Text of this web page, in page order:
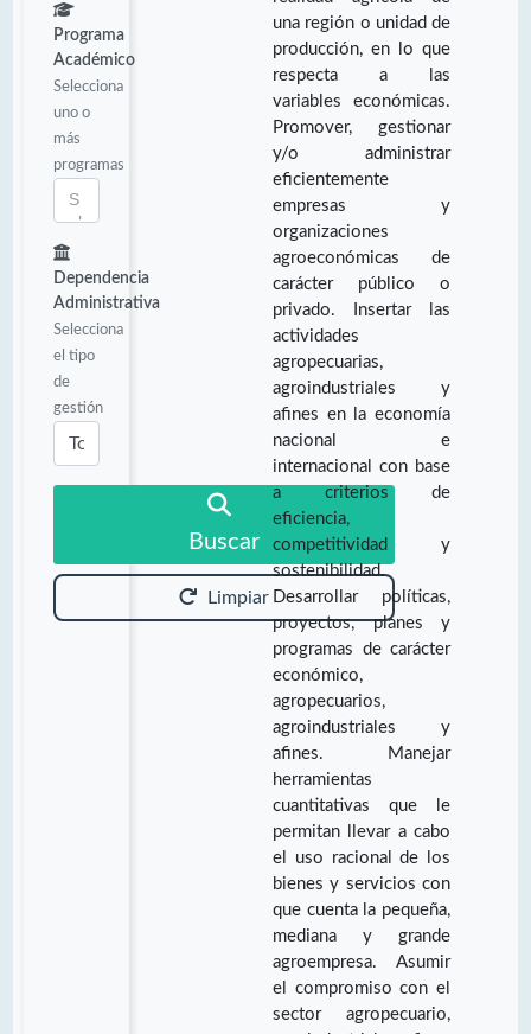
Programa
Académico
Selecciona
uno o
más
programas
Dependencia
Administrativa
Selecciona
el tipo
de
gestión
Buscar
Limpiar
una región o unidad de
producción, en lo que
respecta a las
variables económicas.
Promover, gestionar
y/o administrar
eficientemente
empresas y
organizaciones
agroeconómicas de
carácter público o
privado. Insertar las
actividades
agropecuarias,
agroindustriales y
afines en la economía
nacional e
internacional con base
a criterios de
eficiencia,
competitividad y
sostenibilidad.
Desarrollar políticas,
proyectos, planes y
programas de carácter
económico,
agropecuarios,
agroindustriales y
afines. Manejar
herramientas
cuantitativas que le
permitan llevar a cabo
el uso racional de los
bienes y servicios con
que cuenta la pequeña,
mediana y grande
agroempresa. Asumir
el compromiso con el
sector agropecuario,